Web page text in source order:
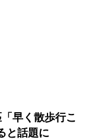
早く散歩行こ
と話題に